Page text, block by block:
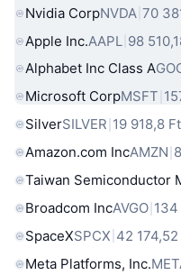
Nvidia CorpNVDA 70
Apple Inc.AAPL 98
Alphabet Inc Class A
Microsoft CorpMSFT
SilverSILVER 19 918,8 Ft
Amazon.com IncAMZN
Taiwan Semiconductor
Broadcom IncAVGO 134
SpaceXSPCX 42
Meta Platforms, Inc.